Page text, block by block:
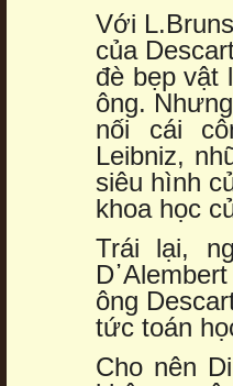
Với
của
đè bẹp vật
ông.
nối cái
Leibniz,
siêu hình
khoa học
Trái lại,
ông
tức toán
Cho nên